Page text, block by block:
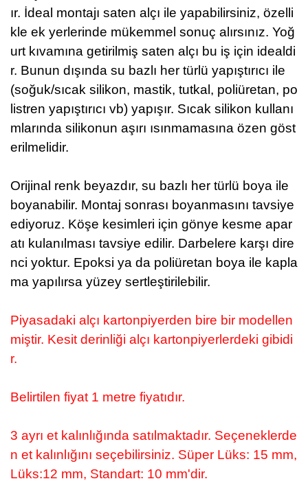
ır. İdeal montajı saten alçı ile yapabilirsiniz, özelli
kle ek yerlerinde mükemmel sonuç alırsınız. Yoğ
urt kıvamına getirilmiş saten alçı bu iş için idealdi
r. Bunun dışında su bazlı her türlü yapıştırıcı ile
(soğuk/sıcak silikon, mastik, tutkal, poliüretan, po
listren yapıştırıcı vb) yapışır. Sıcak silikon kullanı
mlarında silikonun aşırı ısınmamasına özen göst
erilmelidir.
Orijinal renk beyazdır, su bazlı her türlü boya ile
boyanabilir. Montaj sonrası boyanmasını tavsiye
ediyoruz. Köşe kesimleri için gönye kesme apar
atı kulanılması tavsiye edilir. Darbelere karşı dire
nci yoktur. Epoksi ya da poliüretan boya ile kapla
ma yapılırsa yüzey sertleştirilebilir.
Piyasadaki alçı kartonpiyerden bire bir modellen
miştir. Kesit derinliği alçı kartonpiyerlerdeki gibidi
r.
Belirtilen fiyat 1 metre fiyatıdır.
3 ayrı et kalınlığında satılmaktadır. Seçeneklerde
n et kalınlığını seçebilirsiniz. Süper Lüks: 15 mm,
Lüks:12 mm, Standart: 10 mm'dir.